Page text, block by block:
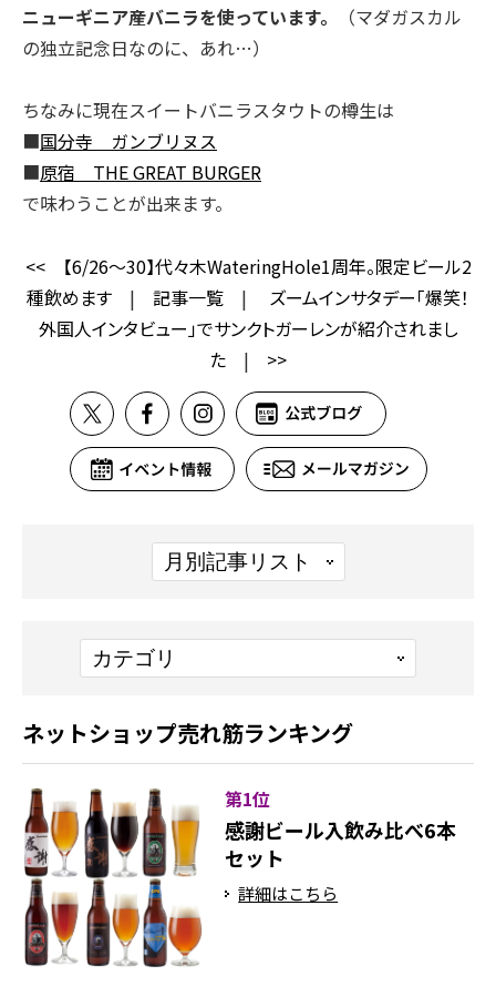
ニューギニア産バニラを使っています。
（マダガスカル
の独立記念日なのに、あれ…）
ちなみに現在スイートバニラスタウトの樽生は
■国分寺 ガンブリヌス
■原宿 THE GREAT BURGER
で味わうことが出来ます。
<<
【6/26～30】代々木WateringHole1周年。限定ビール2
種飲めます | 記事一覧 |
ズームインサタデー「爆笑！
外国人インタビュー」でサンクトガーレンが紹介されまし
た | >>
ネットショップ売れ筋ランキング
第1位
感謝ビール入飲み比べ6本
セット
詳細はこちら